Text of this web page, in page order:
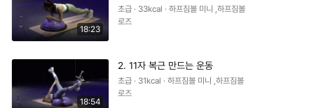
18:23
초급 · 33kcal · 하프짐볼 미니 ,하프짐볼
로즈
18:54
2. 11자 복근 만드는 운동
초급 · 31kcal · 하프짐볼 미니 ,하프짐볼
로즈